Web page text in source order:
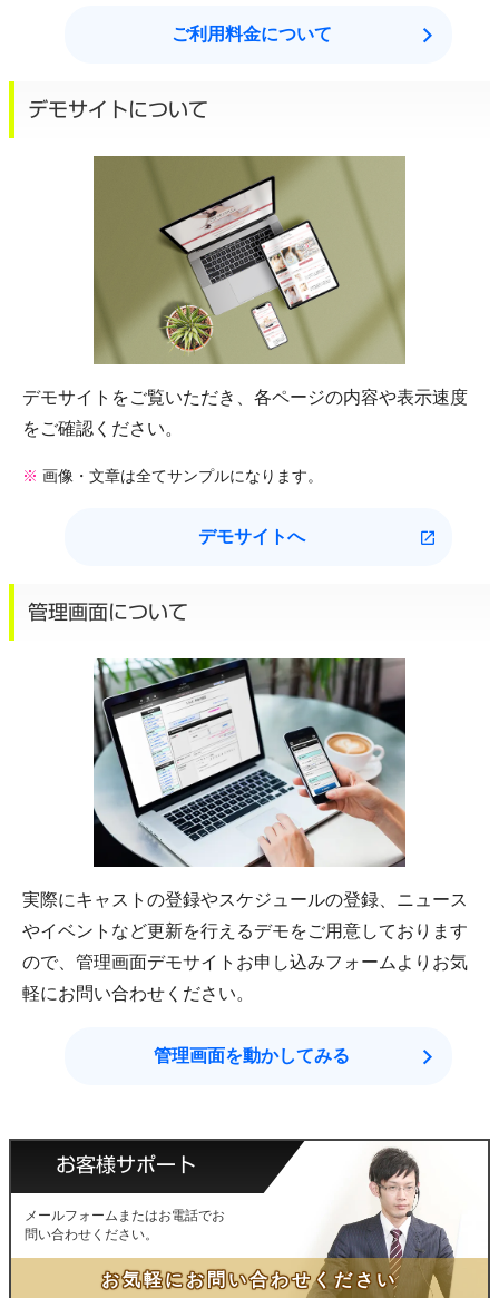
ご利用料金について
デモサイトについて
デモサイトをご覧いただき、各ページの内容や表示速度
をご確認ください。
※ 画像・文章は全てサンプルになります。
デモサイトへ
管理画面について
実際にキャストの登録やスケジュールの登録、ニュース
やイベントなど更新を行えるデモをご用意しております
ので、管理画面デモサイトお申し込みフォームよりお気
軽にお問い合わせください。
管理画面を動かしてみる
お客様サポート
メールフォームまたはお電話でお
問い合わせください。
お気軽にお問い合わせください